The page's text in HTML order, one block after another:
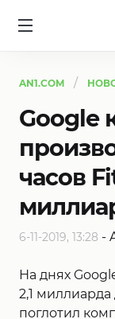
AN1.COM
Google
часов
6-11-2019, 13:28 -
На днях
2,1
поглотил